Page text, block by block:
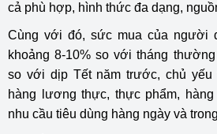
cả phù hợp, hình thức đa dạng,
Cùng với đó, sức mua của người
khoảng 8-10% so với tháng
so với dịp Tết năm trước, chủ yếu
hàng lương thực, thực phẩm,
nhu cầu tiêu dùng hàng ngày và